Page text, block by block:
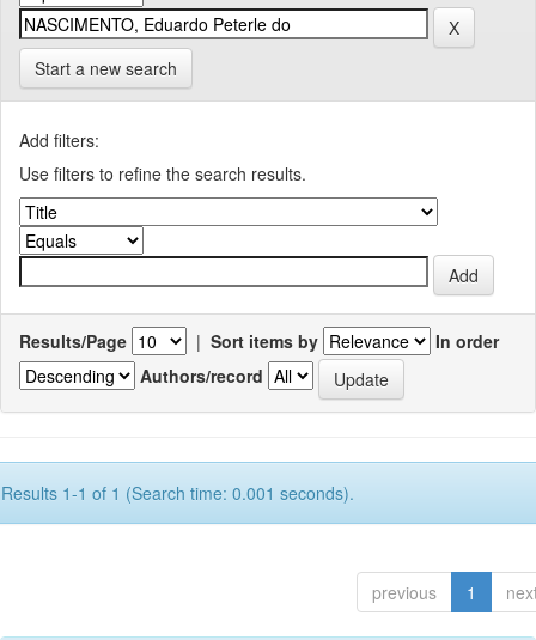
Start a new search
Add filters:
Use filters to refine the search results.
Results/Page | Sort items by
In order
Authors/record
Results 1-1 of 1 (Search time: 0.001 seconds).
previous 1